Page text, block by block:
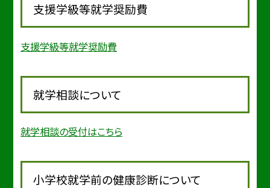
支援学級等就学奨励費
支援学級等就学奨励費
就学相談について
就学相談の受付はこちら
小学校就学前の健康診断について